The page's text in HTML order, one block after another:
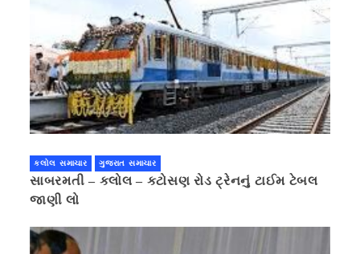
કલોલ સમાચાર ગુજરાત સમાચાર
સાબરમતી – કલોલ – કટોસણ રોડ ટ્રેનનું ટાઈમ ટેબલ
જાણી લો